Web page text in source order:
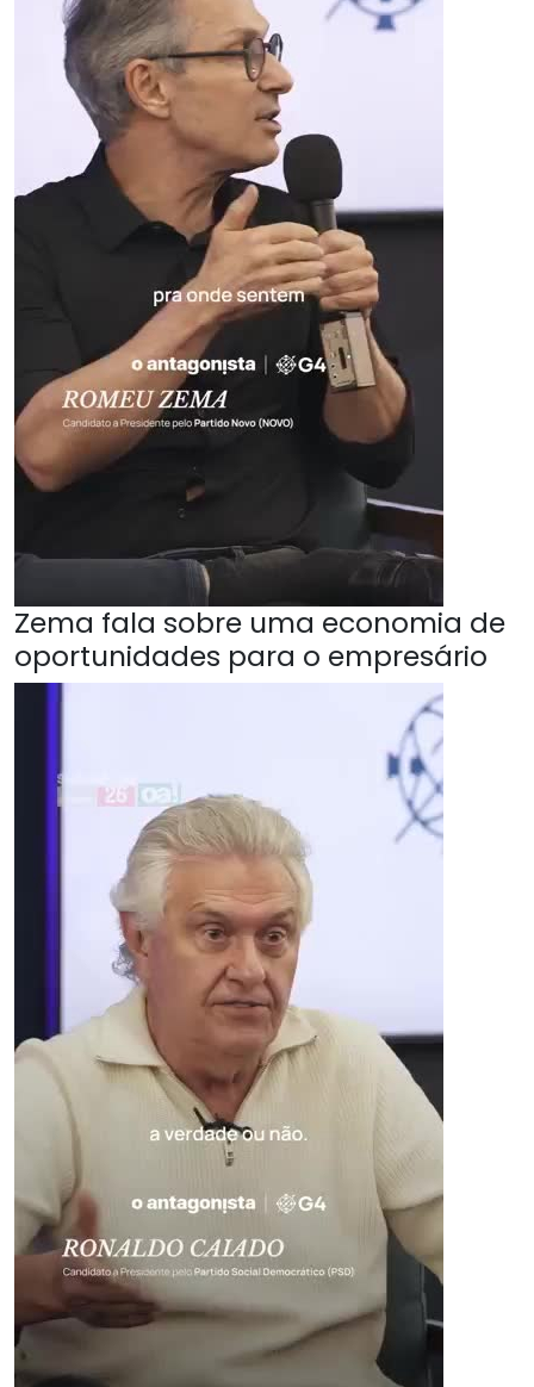
Zema fala sobre uma economia de
oportunidades para o empresário